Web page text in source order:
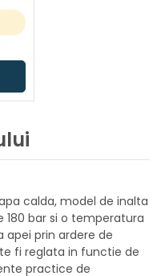
calda, model de inalta
bar si o temperatura
apei prin ardere de
fi reglata in functie de
practice de